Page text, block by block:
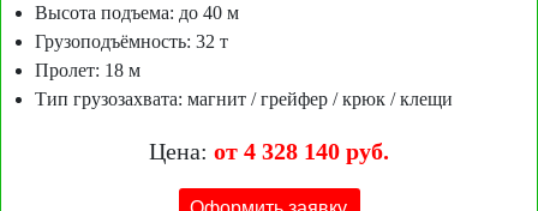
Высота подъема: до 40 м
Грузоподъёмность: 32 т
Пролет: 18 м
Тип грузозахвата: магнит / грейфер / крюк / клещи
Цена: от 4 328 140 руб.